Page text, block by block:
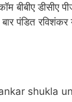
बीबीए डीसीए
बार पंडित रविशंकर
shukla